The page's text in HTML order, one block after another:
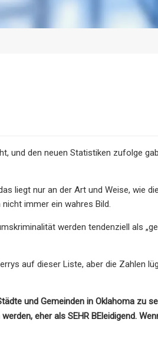
und den neuen Statistiken zufolge
liegt nur an der Art und Weise, wie
immer ein wahres Bild.
werden tendenziell als
auf dieser Liste, aber die Zahlen
und Gemeinden in Oklahoma zu
eher als SEHR BEleidigend.